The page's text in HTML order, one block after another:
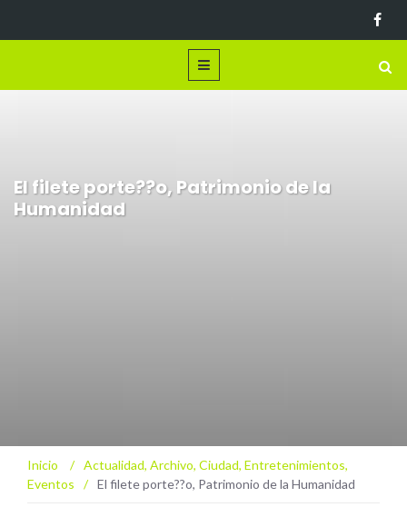
El filete porte??o, Patrimonio de la
Humanidad
Inicio / Actualidad, Archivo, Ciudad, Entretenimientos,
Eventos
/ El filete porte??o, Patrimonio de la Humanidad